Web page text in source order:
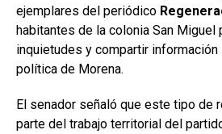
ejemplares del periódico
habitantes de la colonia San Miguel
inquietudes y compartir información
política de Morena.
El senador señaló que este tipo de
parte del trabajo territorial del